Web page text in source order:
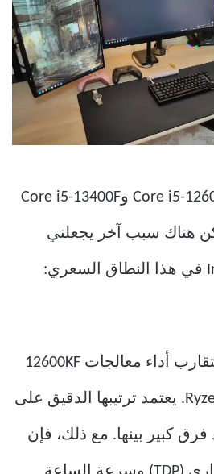
سيُناسب معالجا Core i5-12600KF وCore i5-13400F
هناك سبب آخر يجعلني
أوصي بمعالجات Intel في هذا النطاق السعري:
في اختبارات الأداء، تتقارب أداء معالجات 12600KF
و13400F وRyzen 5 7600X. يعتمد ترتيبها الدقيق على
فرق كبير بينها. مع ذلك، فإن